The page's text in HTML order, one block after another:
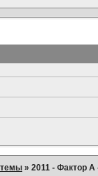
»2011 - Фактор А